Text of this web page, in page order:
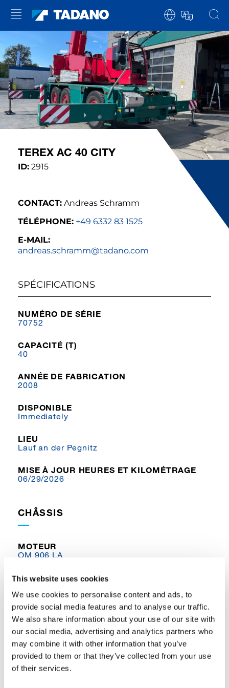
This website uses cookies
We use cookies to personalise content and ads, to
provide social media features and to analyse our traffic.
We also share information about your use of our site with
our social media, advertising and analytics partners who
may combine it with other information that you’ve
provided to them or that they’ve collected from your use
of their services.
TEREX AC 40 CITY
ID: 2915
CONTACT: Andreas Schramm
TÉLÉPHONE: +49 6332 83 1525
E-MAIL:
andreas.schramm@tadano.com
SPÉCIFICATIONS
NUMÉRO DE SÉRIE
70752
CAPACITÉ (T)
40
ANNÉE DE FABRICATION
2008
DISPONIBLE
Immediately
LIEU
Lauf an der Pegnitz
MISE À JOUR HEURES ET KILOMÉTRAGE
06/29/2026
CHÂSSIS
MOTEUR
OM 906 LA
ÉMISSIONS
HEURES
18.360 h
KILOMÉTRAGE
177.396 km
TAILLE DE PNEU